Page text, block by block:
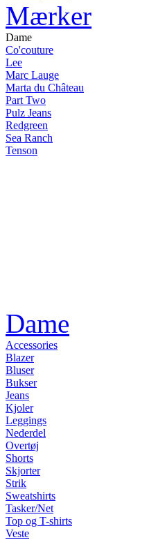
Mærker
Dame
Co'couture
Lee
Marc Lauge
Marta du Château
Part Two
Pulz Jeans
Redgreen
Sea Ranch
Tenson
Dame
Accessories
Blazer
Bluser
Bukser
Jeans
Kjoler
Leggings
Nederdel
Overtøj
Shorts
Skjorter
Strik
Sweatshirts
Tasker/Net
Top og T-shirts
Veste